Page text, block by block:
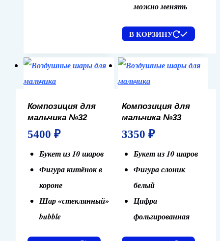
можно менять
В КОРЗИНУ
Композиция для
мальчика №32
5400 ₽
Букет из 10 шаров
Фигура китёнок в
короне
Шар «стеклянный»
bubble
Композиция для
мальчика №33
3350 ₽
Букет из 10 шаров
Фигура слоник
белый
Цифра
фольгированная